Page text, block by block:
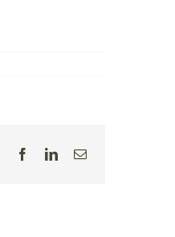
FacebookLinkedIn
E-